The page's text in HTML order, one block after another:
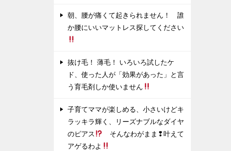
朝、腰が痛くて起きられません！ 誰
か腰にいいマットレス探してください
抜け毛！ 薄毛！ いろいろ試したケ
ド、使った人が「効果があった」と言
う育毛剤しか使いません
子育てママが楽しめる、小さいけどキ
ラッキラ輝く、リーズナブルなダイヤ
のピアス
そんなわがまま❢叶えて
アゲるわよ